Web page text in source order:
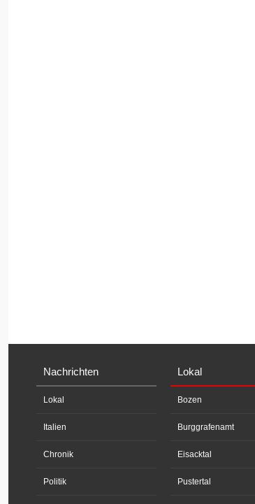
Nachrichten
Lokal
Italien
Chronik
Politik
Lokal
Bozen
Burggrafenamt
Eisacktal
Pustertal